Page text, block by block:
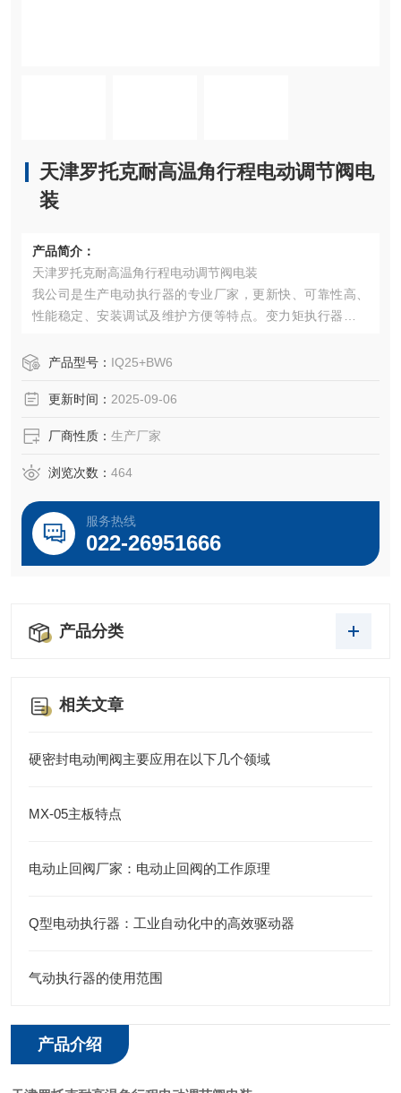
天津罗托克耐高温角行程电动调节阀电
装
产品简介：
天津罗托克耐高温角行程电动调节阀电装
我公司是生产电动执行器的专业厂家，更新快、可靠性高、
性能稳定、安装调试及维护方便等特点。变力矩执行器组合
产品型号： IQ25+BW6
更新时间： 2025-09-06
厂商性质： 生产厂家
浏览次数： 464
服务热线
022-26951666
产品分类
相关文章
硬密封电动闸阀主要应用在以下几个领域
MX-05主板特点
电动止回阀厂家：电动止回阀的工作原理
Q型电动执行器：工业自动化中的高效驱动器
气动执行器的使用范围
产品介绍